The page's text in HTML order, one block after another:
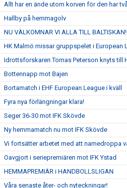
Allt har en ände utom korven för den har
Hallby på hemmagolv
NU VÄLKOMNAR VI ALLA TILL
HK Malmö missar gruppspelet i European
Idrottsforskaren Tomas Peterson knyts till
Bottennapp mot Bajen
Bortamatch i EHF European League i kväll
Fyra nya förlängningar klara!
Seger 36-30 mot IFK Skövde
Ny hemmamatch nu mot IFK Skövde
Vi fortsätter arbetet med att namedroppa
Oavgjort i seriepremiären mot IFK Ystad
HEMMAPREMIÄR i HANDBOLLSLIGAN
Våra senaste åter- och nyteckningar!